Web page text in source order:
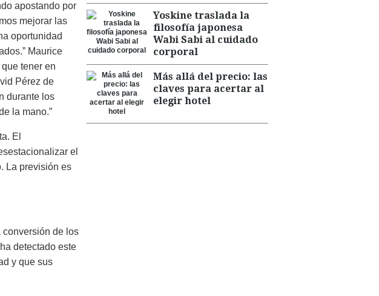
apostando por
mejorar las
oportunidad
Maurice
tener en
Pérez de
durante los
la mano.”
El
el
La previsión es
conversión de los
detectado este
y que sus
Yoskine traslada la
filosofía japonesa
Wabi Sabi al cuidado
corporal
Más allá del precio: las
claves para acertar al
elegir hotel